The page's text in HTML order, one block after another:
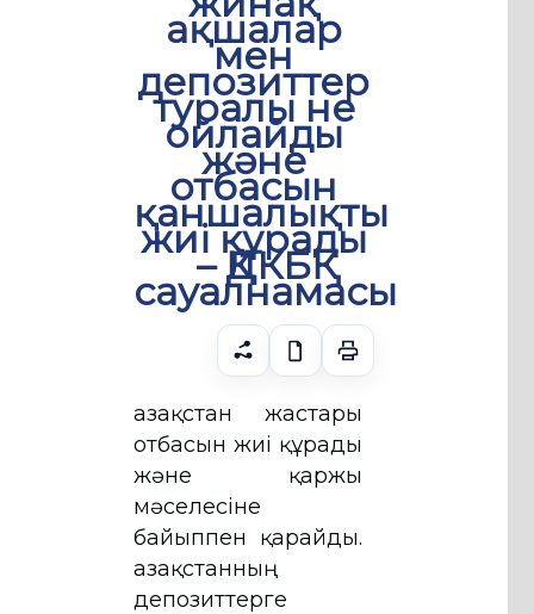
ақшалар
мен
депозиттер
туралы не
ойлайды
және
отбасын
қаншалықты
жиі құрады
– ҚДКБҚ
сауалнамасы
Қазақстан жастары
отбасын жиі құрады
және қаржы
мәселесіне
байыппен қарайды.
Қазақстанның
депозиттерге